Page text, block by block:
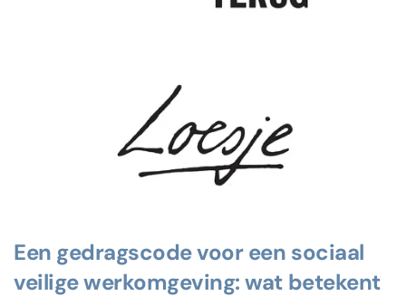
Een gedragscode voor een sociaal
veilige werkomgeving: wat betekent